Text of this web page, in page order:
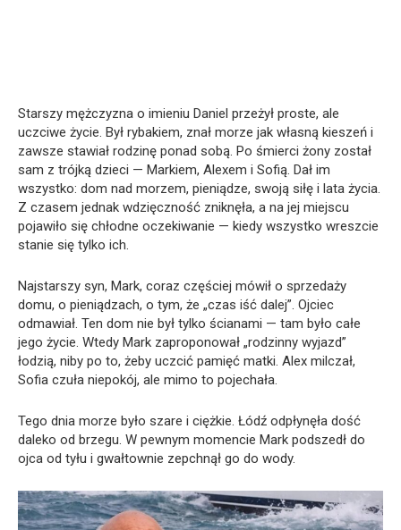
Starszy mężczyzna o imieniu Daniel przeżył proste, ale
uczciwe życie. Był rybakiem, znał morze jak własną kieszeń i
zawsze stawiał rodzinę ponad sobą. Po śmierci żony został
sam z trójką dzieci — Markiem, Alexem i Sofią. Dał im
wszystko: dom nad morzem, pieniądze, swoją siłę i lata życia.
Z czasem jednak wdzięczność zniknęła, a na jej miejscu
pojawiło się chłodne oczekiwanie — kiedy wszystko wreszcie
stanie się tylko ich.
Najstarszy syn, Mark, coraz częściej mówił o sprzedaży
domu, o pieniądzach, o tym, że „czas iść dalej”. Ojciec
odmawiał. Ten dom nie był tylko ścianami — tam było całe
jego życie. Wtedy Mark zaproponował „rodzinny wyjazd”
łodzią, niby po to, żeby uczcić pamięć matki. Alex milczał,
Sofia czuła niepokój, ale mimo to pojechała.
Tego dnia morze było szare i ciężkie. Łódź odpłynęła dość
daleko od brzegu. W pewnym momencie Mark podszedł do
ojca od tyłu i gwałtownie zepchnął go do wody.